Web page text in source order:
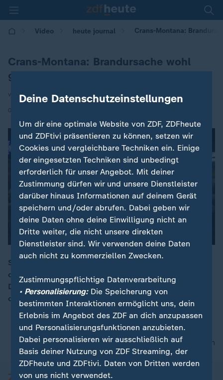
Video heute journal Crans-Montana:
Crans-Montana: Brandursache wohl
geklärt
von Sven Class
02.01.2026 | 22:40
00:16
Sprühfontänen sollen laut Behörden der Auslöser für
die Brandkatastrophe in Crans-Montana gewesen sein.
Die Suche nach Vermissten dauert an, Hunderte haben
der Brandopfer gedacht.
nach oben
Deine Datenschutzeinstellungen
Um dir eine optimale Website von ZDF, ZDFheute
und ZDFtivi präsentieren zu können, setzen wir
Cookies und vergleichbare Techniken ein. Einige
der eingesetzten Techniken sind unbedingt
erforderlich für unser Angebot. Mit deiner
Zustimmung dürfen wir und unsere Dienstleister
darüber hinaus Informationen auf deinem Gerät
speichern und/oder abrufen. Dabei geben wir
deine Daten ohne deine Einwilligung nicht an
Dritte weiter, die nicht unsere direkten
Dienstleister sind. Wir verwenden deine Daten
auch nicht zu kommerziellen Zwecken.
Zustimmungspflichtige Datenverarbeitung
• Personalisierung:Die Speicherung von
bestimmten Interaktionen ermöglicht uns, dein
Erlebnis im Angebot des ZDF an dich anzupassen
und Personalisierungsfunktionen anzubieten.
Dabei personalisieren wir ausschließlich auf
Basis deiner Nutzung von ZDF Streaming, der
ZDFheute und ZDFtivi. Daten von Dritten werden
von uns nicht verwendet.